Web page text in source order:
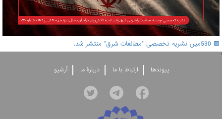
🟥 530مین نشریه تخصصی "مطالعات شرق" منتشر شد.
'
پيوندها ارتباط با ما دربارۀ ما آرشيو